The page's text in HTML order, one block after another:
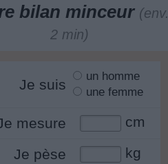
bilan minceur (env.
2 min)
Je suis
un homme
une femme
mesure cm
Je pèse
kg